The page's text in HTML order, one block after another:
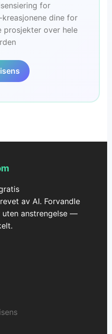
for
kreasjonene dine for
prosjekter over hele
av AI. Forvandle
anstrengelse —